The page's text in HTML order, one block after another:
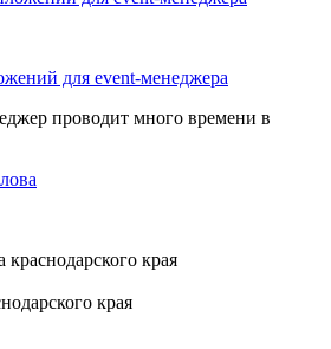
для event-менеджера
проводит много времени в